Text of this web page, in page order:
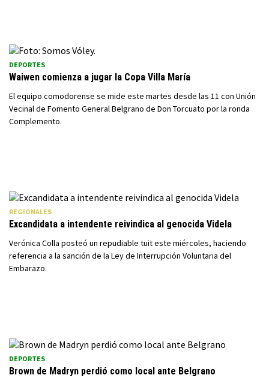
DEPORTES
Waiwen comienza a jugar la Copa Villa María
El equipo comodorense se mide este martes desde las 11 con Unión
Vecinal de Fomento General Belgrano de Don Torcuato por la ronda
Complemento.
REGIONALES
Excandidata a intendente reivindica al genocida Videla
Verónica Colla posteó un repudiable tuit este miércoles, haciendo
referencia a la sanción de la Ley de Interrupción Voluntaria del
Embarazo.
DEPORTES
Brown de Madryn perdió como local ante Belgrano